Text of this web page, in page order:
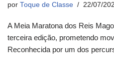
por Toque de Classe 22/07/
A Meia Maratona dos Reis
terceira edição, prometendo
Reconhecida por um dos